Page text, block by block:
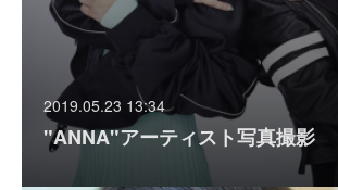
2019.05.23 13:34
"ANNA"アーティスト写真撮影